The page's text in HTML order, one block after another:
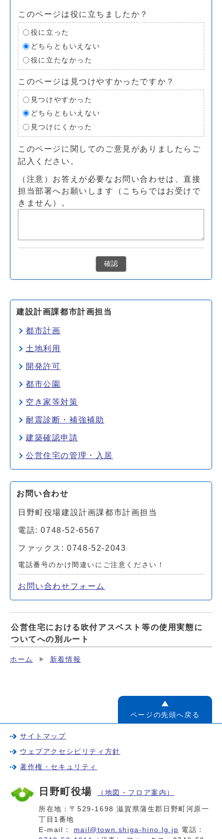
このページは役に立ちましたか？
役に立った
どちらともいえない
役に立たなかった
このページは見つけやすかったですか？
見つけやすかった
どちらともいえない
見つけにくかった
このページに関してのご意見がありましたらご
記入ください。
（注意）お答えが必要なお問い合わせは、直接
担当部署へお願いします（こちらではお受けで
きません）。
確認
建設計画課都市計画担当
都市計画
土地利用
開発許可
都市公園
空き家等対策
耐震診断・補強補助
建築確認申請
公営住宅の管理・入居
お問い合わせ
日野町役場建設計画課都市計画担当
電話: 0748-52-6567
ファックス: 0748-52-2043
電話番号のかけ間違いにご注意ください！
お問い合わせフォーム
公営住宅における吹付アスベスト等の使用実態に
ついてへの別ルート
ホーム 新着情報
ページの先頭へ戻る
サイトマップ
ウェブアクセシビリティ方針
著作権・セキュリティ
日野町役場 （地図・フロア案内）
所在地：〒529-1698 滋賀県蒲生郡日野町河原一
丁目1番地
E-mail： mail@town.shiga-hino.lg.jp 電話：